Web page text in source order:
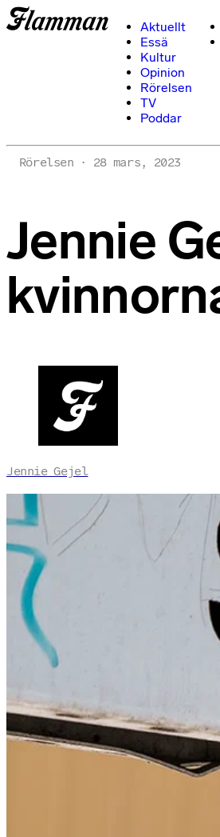
Aktuellt
Essä
Kultur
Opinion
Rörelsen
TV
Poddar
Rörelsen 28 mars, 2023
Jennie
Jennie Gejel